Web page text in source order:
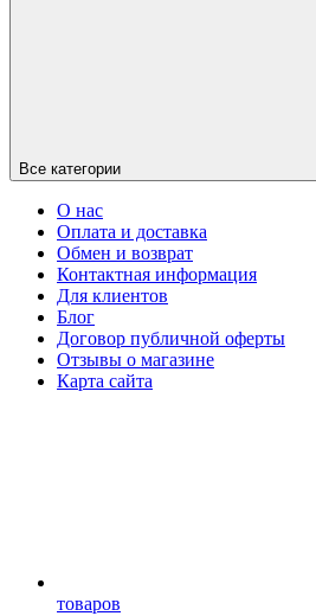
Все категории
О нас
Оплата и доставка
Обмен и возврат
Контактная информация
Для клиентов
Блог
Договор публичной оферты
Отзывы о магазине
Карта сайта
товаров